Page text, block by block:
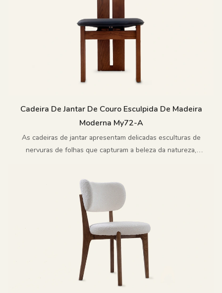
Cadeira De Jantar De Couro Esculpida De Madeira
Moderna My72-A
As cadeiras de jantar apresentam delicadas esculturas de
nervuras de folhas que capturam a beleza da natureza,